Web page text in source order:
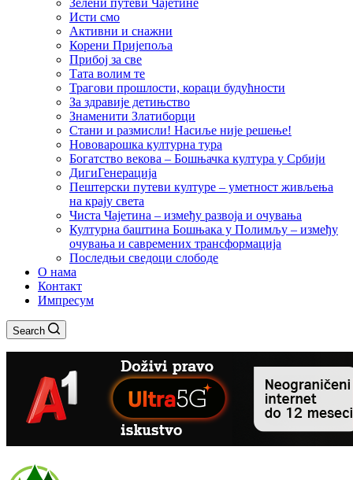
Зелени путеви Чајетине
Исти смо
Активни и снажни
Корени Пријепоља
Прибој за све
Тата волим те
Трагови прошлости, кораци будућности
За здравије детињство
Знаменити Златиборци
Стани и размисли! Насиље није решење!
Нововарошка културна тура
Богатство векова – Бошњачка култура у Србији
ДигиГенерација
Пештерски путеви културе – уметност живљења
на крају света
Чиста Чајетина – између развоја и очувања
Културна баштина Бошњака у Полимљу – између
очувања и савремених трансформација
Последњи сведоци слободе
О нама
Контакт
Импресум
Search